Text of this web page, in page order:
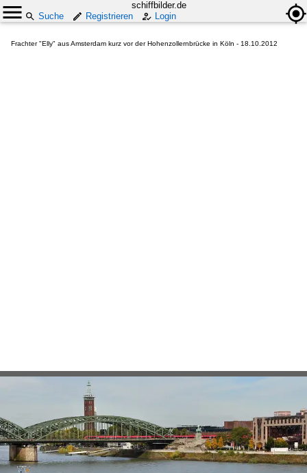
schiffbilder.de
Suche
Registrieren Login
Frachter "Elly" aus Amsterdam kurz vor der Hohenzollernbrücke in Köln - 18.10.2012